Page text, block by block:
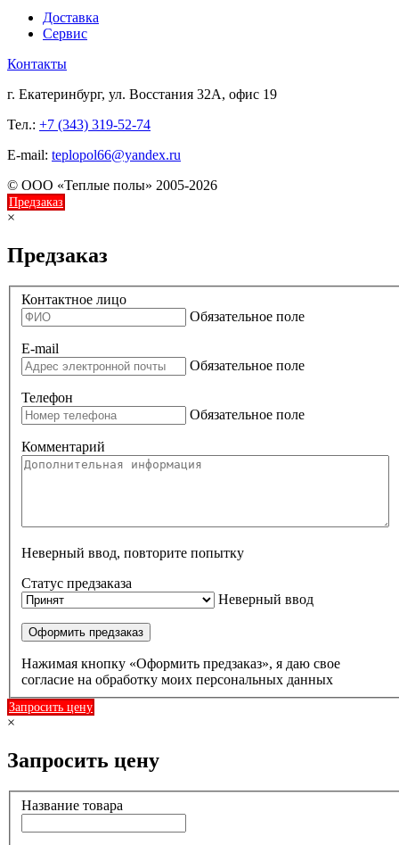
Доставка
Сервис
Контакты
г. Екатеринбург, ул. Восстания 32А, офис 19
Тел.: +7 (343) 319-52-74
E-mail: teplopol66@yandex.ru
© ООО «Теплые полы» 2005-2026
Предзаказ
×
Предзаказ
Контактное лицо
Обязательное поле
E-mail
Обязательное поле
Телефон
Обязательное поле
Комментарий
Неверный ввод, повторите попытку
Статус предзаказа
Неверный ввод
Оформить предзаказ
Нажимая кнопку «Оформить предзаказ», я даю свое
согласие на обработку моих персональных данных
Запросить цену
×
Запросить цену
Название товара